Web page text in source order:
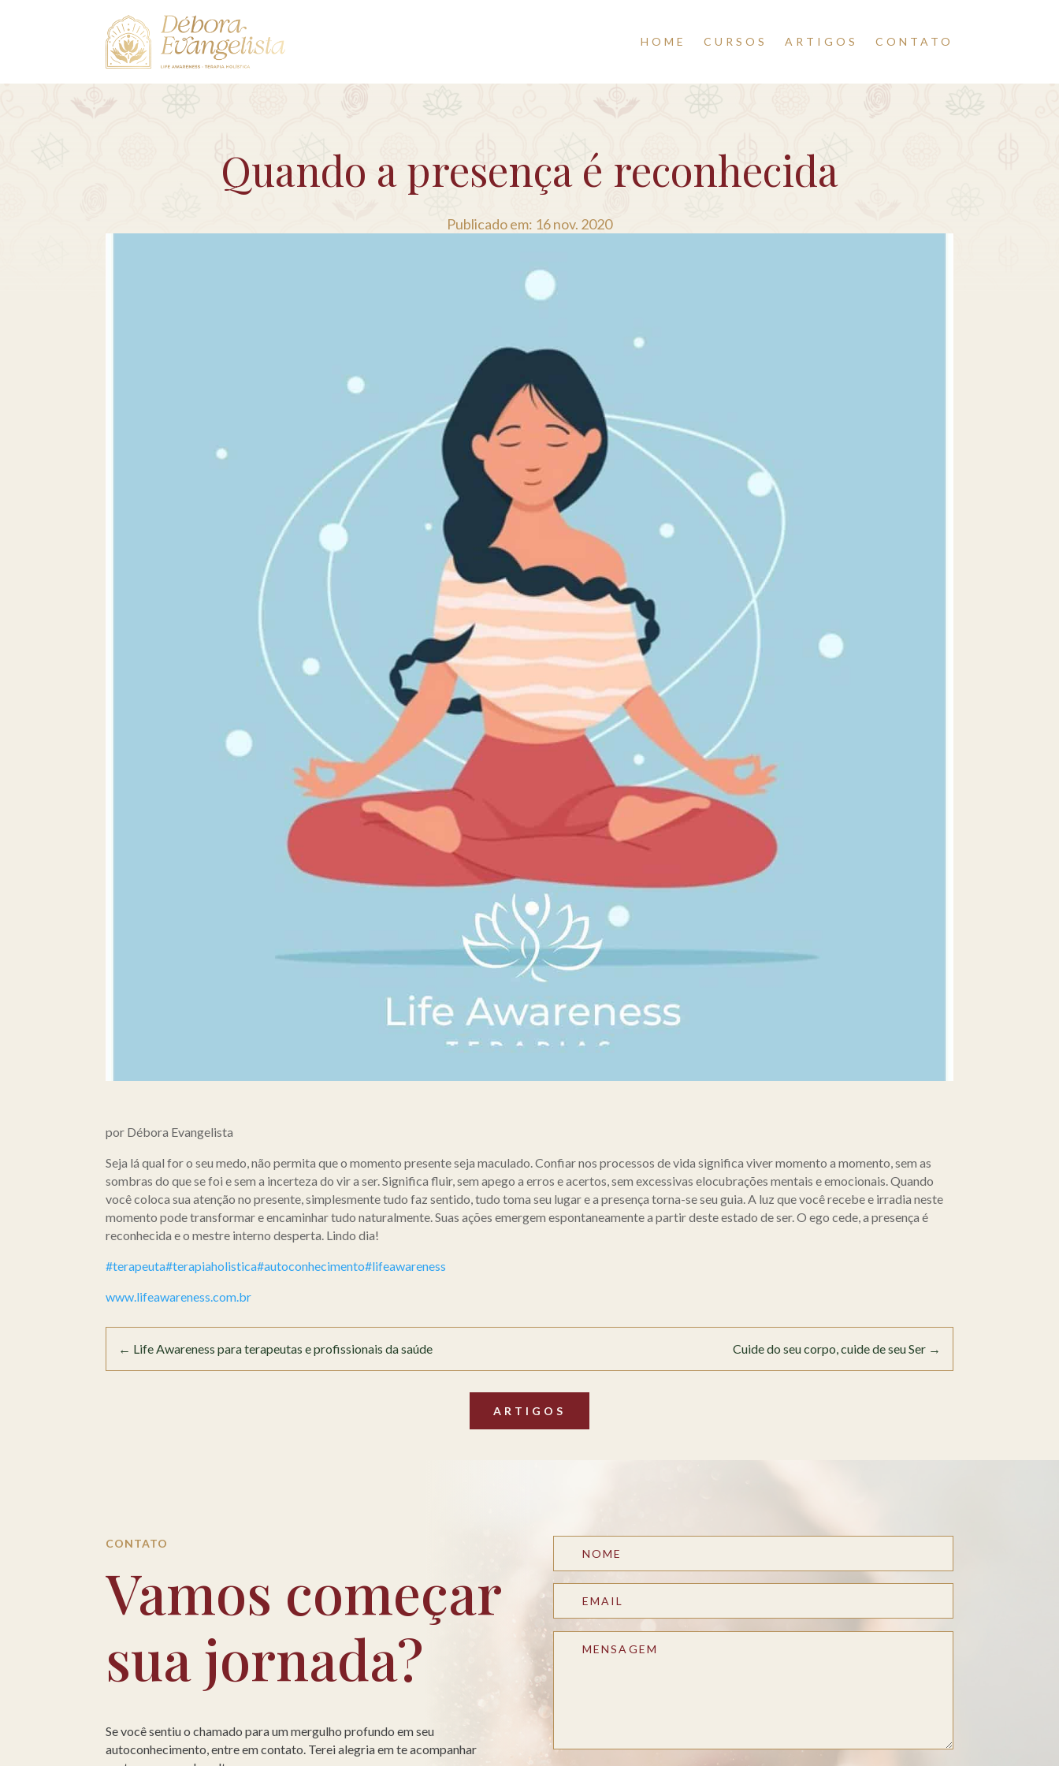
HOME CURSOS ARTIGOS CONTATO
Quando a presença é reconhecida
Publicado em: 16 nov. 2020
por Débora Evangelista
Seja lá qual for o seu medo, não permita que o momento presente seja maculado. Confiar nos processos de vida significa viver momento a momento, sem as
sombras do que se foi e sem a incerteza do vir a ser. Significa fluir, sem apego a erros e acertos, sem excessivas elocubrações mentais e emocionais. Quando
você coloca sua atenção no presente, simplesmente tudo faz sentido, tudo toma seu lugar e a presença torna-se seu guia. A luz que você recebe e irradia neste
momento pode transformar e encaminhar tudo naturalmente. Suas ações emergem espontaneamente a partir deste estado de ser. O ego cede, a presença é
reconhecida e o mestre interno desperta. Lindo dia!
#terapeuta#terapiaholistica#autoconhecimento#lifeawareness
www.lifeawareness.com.br
← Life Awareness para terapeutas e profissionais da saúde Cuide do seu corpo, cuide de seu Ser→
ARTIGOS
CONTATO
Vamos começar
sua jornada?
Se você sentiu o chamado para um mergulho profundo em seu
autoconhecimento, entre em contato. Terei alegria em te acompanhar